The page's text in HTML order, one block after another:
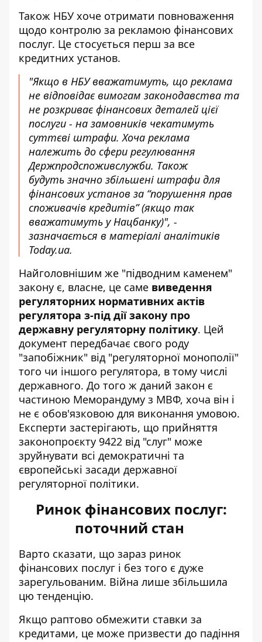
Також НБУ хоче отримати повноваження
щодо контролю за рекламою фінансових
послуг. Це стосується перш за все
кредитних установ.
"Якщо в НБУ вважатимуть, що реклама
не відповідає вимогам законодавства та
не розкриває фінансових деталей цієї
послуги - на замовників чекатимуть
суттєві штрафи. Хоча реклама
належить до сфери регулювання
Держпродспоживслужби. Також
будуть значно збільшені штрафи для
фінансових установ за “порушення прав
споживачів кредитів” (якщо так
вважатимуть у Нацбанку)", -
зазначається в матеріалі аналітиків
Today.ua.
Найголовнішим же "підводним каменем"
закону є, власне, це саме виведення
регуляторних нормативних актів
регулятора з-під дії закону про
державну регуляторну політику. Цей
документ передбачає свого роду
"запобіжник" від "регуляторної монополії"
того чи іншого регулятора, в тому числі
державного. До того ж даний закон є
частиною Меморандуму з МВФ, хоча він і
не є обов'язковою для виконання умовою.
Експерти застерігають, що прийняття
законопроєкту 9422 від "слуг" може
зруйнувати всі демократичні та
європейські засади державної
регуляторної політики.
Ринок фінансових послуг:
поточний стан
Варто сказати, що зараз ринок
фінансових послуг і без того є дуже
зарегульованим. Війна лише збільшила
цю тенденцію.
Якщо раптово обмежити ставки за
кредитами, це може призвести до падіння